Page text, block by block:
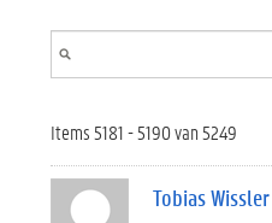
Items 5181 - 5190 van 5249
Tobias Wissler